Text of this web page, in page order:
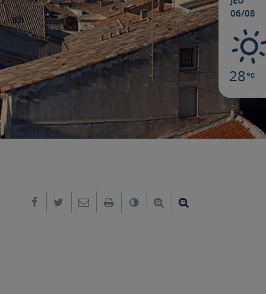
06/08
28
Partager sur Facebook
Partager sur Twitter
Envoyer par e-mail
ImprimerChanger le contraste
Agrandir le texte